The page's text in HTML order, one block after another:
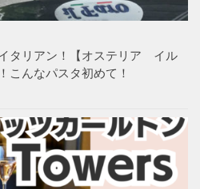
タリアン！【オステリア イル
こんなパスタ初めて！